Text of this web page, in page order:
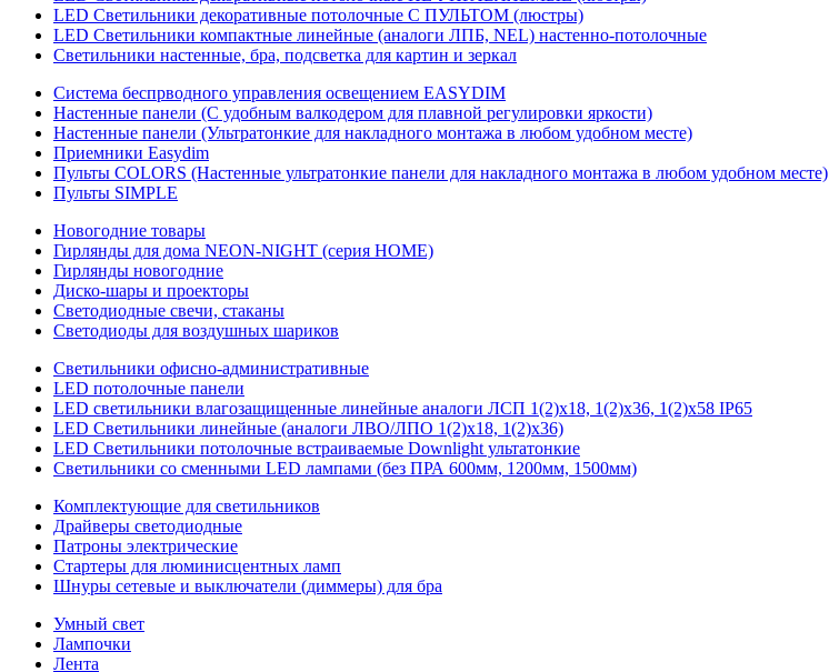
LED Светильники декоративные потолочные С ПУЛЬТОМ (люстры)
LED Светильники компактные линейные (аналоги ЛПБ, NEL) настенно-потолочные
Светильники настенные, бра, подсветка для картин и зеркал
Система беспрводного управления освещением EASYDIM
Настенные панели (С удобным валкодером для плавной регулировки яркости)
Настенные панели (Ультратонкие для накладного монтажа в любом удобном месте)
Приемники Easydim
Пульты COLORS (Настенные ультратонкие панели для накладного монтажа в любом удобном месте)
Пульты SIMPLE
Новогодние товары
Гирлянды для дома NEON-NIGHT (серия HOME)
Гирлянды новогодние
Диско-шары и проекторы
Светодиодные свечи, стаканы
Светодиоды для воздушных шариков
Светильники офисно-административные
LED потолочные панели
LED светильники влагозащищенные линейные аналоги ЛСП 1(2)х18, 1(2)х36, 1(2)х58 IP65
LED Светильники линейные (аналоги ЛВО/ЛПО 1(2)х18, 1(2)х36)
LED Светильники потолочные встраиваемые Downlight ультатонкие
Светильники со сменными LED лампами (без ПРА 600мм, 1200мм, 1500мм)
Комплектующие для светильников
Драйверы светодиодные
Патроны электрические
Стартеры для люминисцентных ламп
Шнуры сетевые и выключатели (диммеры) для бра
Умный свет
Лампочки
Лента